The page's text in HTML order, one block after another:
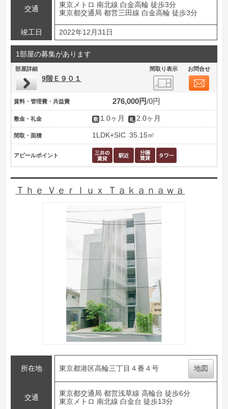
交通
東京メトロ 南北線 白金高輪 徒歩3分
東京都交通局 都営三田線 白金高輪 徒歩3分
竣工日 2022年12月31日
1部屋の募集があります
部屋詳細 間取り表示 お問合せ
9階Ｅ９０１
賃料・管理費・共益費 276,000円 0円
敷金・礼金 1.0ヶ月 2.0ヶ月
間取・面積 1LDK+SIC 35.15㎡
アピールポイント
Ｔｈｅ Ｖｅｒｌｕｘ Ｔａｋａｎａｗａ
所在地 東京都港区高輪三丁目４番４号 地図
交通
東京都交通局 都営浅草線 高輪台 徒歩6分
東京メトロ 南北線 白金台 徒歩13分